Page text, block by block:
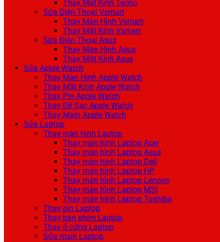
Thay Mặt Kính Tecno
Sửa Điện Thoại Vsmart
Thay Màn Hình Vsmart
Thay Mặt Kính Vsmart
Sửa Điện Thoại Asus
Thay Màn Hình Asus
Thay Mặt Kính Asus
Sửa Apple Watch
Thay Màn Hình Apple Watch
Thay Mặt Kính Apple Watch
Thay Pin Apple Watch
Thay Đế Sạc Apple Watch
Thay Main Apple Watch
Sửa Laptop
Thay màn hình Laptop
Thay màn hình Laptop Acer
Thay màn hình Laptop Asus
Thay màn hình Laptop Dell
Thay màn hình Laptop HP
Thay màn hình Laptop Lenovo
Thay màn hình Laptop MSI
Thay màn hình Laptop Toshiba
Thay pin Laptop
Thay bàn phím Laptop
Thay ổ cứng Laptop
Sửa main Laptop